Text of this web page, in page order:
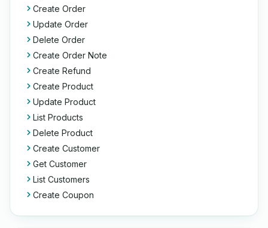
Create Order
Update Order
Delete Order
Create Order Note
Create Refund
Create Product
Update Product
List Products
Delete Product
Create Customer
Get Customer
List Customers
Create Coupon